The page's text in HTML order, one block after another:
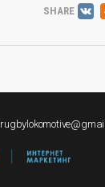
SHARE